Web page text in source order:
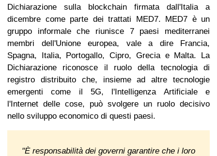
Dichiarazione sulla blockchain firmata dall'Italia a
dicembre come parte dei trattati MED7. MED7 è un
gruppo informale che riunisce 7 paesi mediterranei
membri dell'Unione europea, vale a dire Francia,
Spagna, Italia, Portogallo, Cipro, Grecia e Malta. La
Dichiarazione riconosce il ruolo della tecnologia di
registro distribuito che, insieme ad altre tecnologie
emergenti come il 5G, l'Intelligenza Artificiale e
l'Internet delle cose, può svolgere un ruolo decisivo
nello sviluppo economico di questi paesi.
"È responsabilità dei governi garantire che i loro